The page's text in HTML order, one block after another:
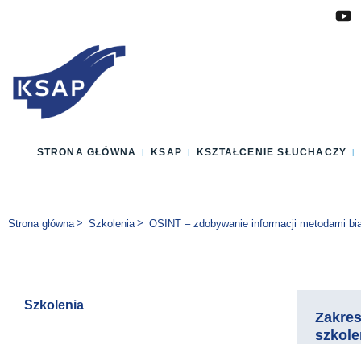
STRONA GŁÓWNA KSAP KSZTAŁCENIE SŁUCHACZY
Jesteś tutaj:
Strona główna Szkolenia OSINT – zdobywanie informacji metodami
Szkolenia
Zakres